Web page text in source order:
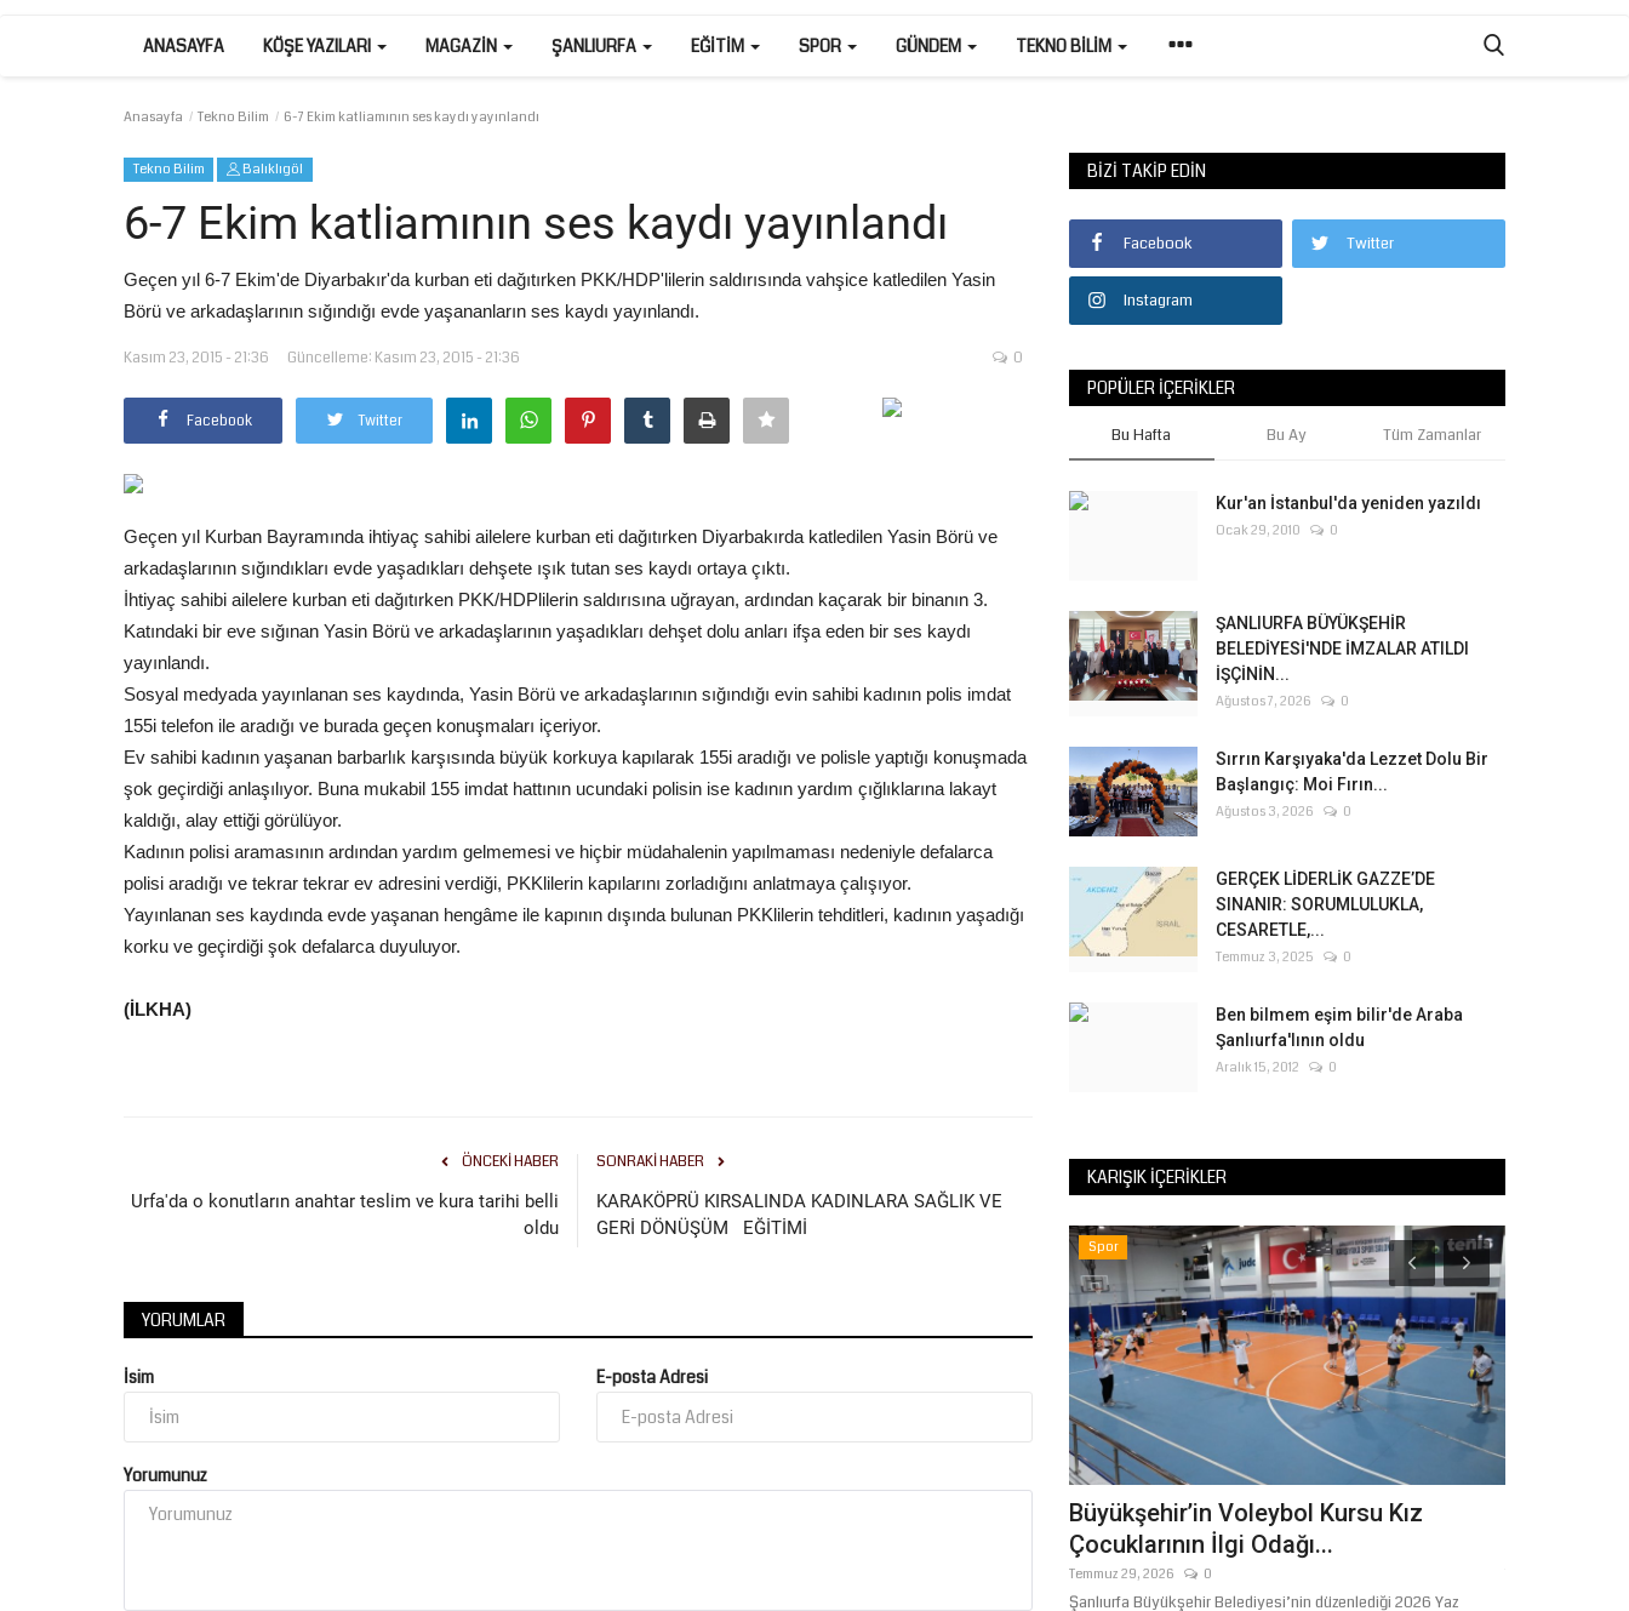
ANASAYFA KÖŞE YAZILARI MAGAZIN ŞANLIURFA EĞITIM SPOR GÜNDEM TEKNO BILIM
Anasayfa Tekno Bilim 6-7 Ekim katliamının ses kaydı yayınlandı
Tekno Bilim Balıklıgöl
6-7 Ekim katliamının ses kaydı yayınlandı
Geçen yıl 6-7 Ekim'de Diyarbakır'da kurban eti dağıtırken PKK/HDP'lilerin saldırısında vahşice katledilen Yasin
Börü ve arkadaşlarının sığındığı evde yaşananların ses kaydı yayınlandı.
Kasım 23, 2015 - 21:36 Güncelleme: Kasım 23, 2015 - 21:36 0
Facebook Twitter
Geçen yıl Kurban Bayramında ihtiyaç sahibi ailelere kurban eti dağıtırken Diyarbakırda katledilen Yasin Börü ve
arkadaşlarının sığındıkları evde yaşadıkları dehşete ışık tutan ses kaydı ortaya çıktı.
İhtiyaç sahibi ailelere kurban eti dağıtırken PKK/HDPlilerin saldırısına uğrayan, ardından kaçarak bir binanın 3.
Katındaki bir eve sığınan Yasin Börü ve arkadaşlarının yaşadıkları dehşet dolu anları ifşa eden bir ses kaydı
yayınlandı.
Sosyal medyada yayınlanan ses kaydında, Yasin Börü ve arkadaşlarının sığındığı evin sahibi kadının polis imdat
155i telefon ile aradığı ve burada geçen konuşmaları içeriyor.
Ev sahibi kadının yaşanan barbarlık karşısında büyük korkuya kapılarak 155i aradığı ve polisle yaptığı konuşmada
şok geçirdiği anlaşılıyor. Buna mukabil 155 imdat hattının ucundaki polisin ise kadının yardım çığlıklarına lakayt
kaldığı, alay ettiği görülüyor.
Kadının polisi aramasının ardından yardım gelmemesi ve hiçbir müdahalenin yapılmaması nedeniyle defalarca
polisi aradığı ve tekrar tekrar ev adresini verdiği, PKKlilerin kapılarını zorladığını anlatmaya çalışıyor.
Yayınlanan ses kaydında evde yaşanan hengâme ile kapının dışında bulunan PKKlilerin tehditleri, kadının yaşadığı
korku ve geçirdiği şok defalarca duyuluyor.
(İLKHA)
ÖNCEKI HABER
Urfa'da o konutların anahtar teslim ve kura tarihi belli
oldu
SONRAKI HABER
KARAKÖPRÜ KIRSALINDA KADINLARA SAĞLIK VE
GERİ DÖNÜŞÜM EĞİTİMİ
YORUMLAR
İsim E-posta Adresi
Yorumunuz
BIZI TAKIP EDIN
Facebook Twitter
Instagram
POPÜLER İÇERIKLER
Bu Hafta Bu Ay Tüm Zamanlar
Kur'an İstanbul'da yeniden yazıldı
Ocak 29, 2010 0
ŞANLIURFA BÜYÜKŞEHİR
BELEDİYESİ'NDE İMZALAR ATILDI
İŞÇİNİN...
Ağustos 7, 2026 0
Sırrın Karşıyaka'da Lezzet Dolu Bir
Başlangıç: Moi Fırın...
Ağustos 3, 2026 0
GERÇEK LİDERLİK GAZZE’DE
SINANIR: SORUMLULUKLA,
CESARETLE,...
Temmuz 3, 2025 0
Ben bilmem eşim bilir'de Araba
Şanlıurfa'lının oldu
Aralık 15, 2012 0
KARIŞIK İÇERIKLER
Büyükşehir’den Kırsala Konforlu Ulaşım:
Ağustos 7, 2026 0
Spor
Büyükşehir’in Voleybol Kursu Kız
Çocuklarının İlgi Odağı...
Temmuz 29, 2026 0
Şanlıurfa Büyükşehir Belediyesi’nin düzenlediği 2026 Yaz